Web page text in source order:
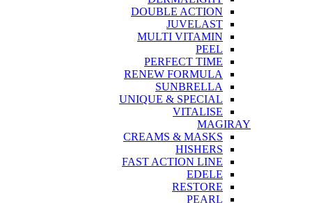
DOUBLE ACTION
JUVELAST
MULTI VITAMIN
PEEL
PERFECT TIME
RENEW FORMULA
SUNBRELLA
UNIQUE & SPECIAL
VITALISE
MAGIRAY
CREAMS & MASKS
HISHERS
FAST ACTION LINE
EDELE
RESTORE
PEARL